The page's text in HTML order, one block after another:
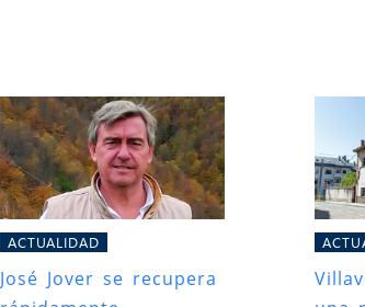
ACTUALIDAD
José Jover se recupera